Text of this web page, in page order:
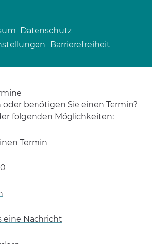
Datenschutz
Barrierefreiheit
oder benötigen Sie einen Termin?
folgenden Möglichkeiten:
Termin
eine Nachricht